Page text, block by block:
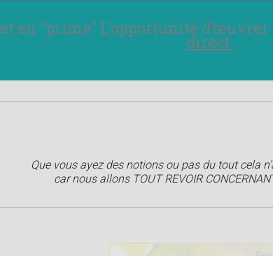
et en “prime” L’opportunité
direct.
Que vous ayez des notions ou pas du tout cela
car nous allons TOUT REVOIR